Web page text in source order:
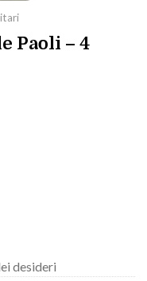
Paoli – 4
desideri